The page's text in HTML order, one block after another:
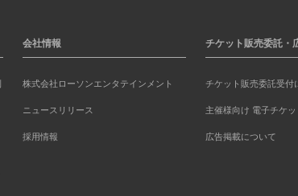
会社情報
株式会社ローソンエンタテインメント
ニュースリリース
採用情報
チケット販売委託・
チケット販売委託受付
主催様向け 電子チケ
広告掲載について